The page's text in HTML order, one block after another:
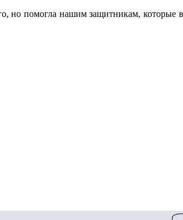
но помогла нашим защитникам, которые